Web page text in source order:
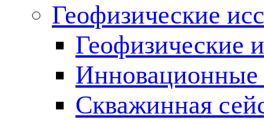
Геофизические
Геофизические
Инновационные
Скважинная